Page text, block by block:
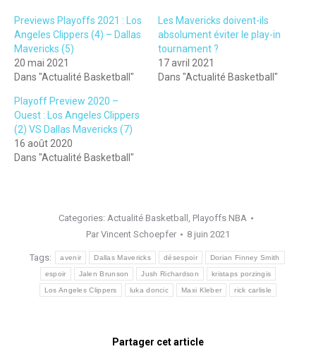
Previews Playoffs 2021 : Los
Angeles Clippers (4) – Dallas
Mavericks (5)
20 mai 2021
Dans "Actualité Basketball"
Les Mavericks doivent-ils
absolument éviter le play-in
tournament ?
17 avril 2021
Dans "Actualité Basketball"
Playoff Preview 2020 –
Ouest : Los Angeles Clippers
(2) VS Dallas Mavericks (7)
16 août 2020
Dans "Actualité Basketball"
Categories: Actualité Basketball , Playoffs NBA
Par Vincent Schoepfer 8 juin 2021
Tags: avenir Dallas Mavericks désespoir Dorian Finney Smith
espoir Jalen Brunson Jush Richardson kristaps porzingis
Los Angeles Clippers luka doncic Maxi Kleber rick carlisle
Partager cet article